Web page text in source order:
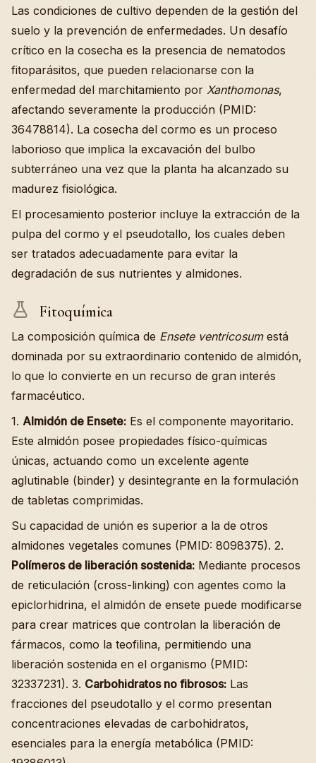
Las condiciones de cultivo dependen de la gestión del
suelo y la prevención de enfermedades. Un desafío
crítico en la cosecha es la presencia de nematodos
fitoparásitos, que pueden relacionarse con la
enfermedad del marchitamiento por Xanthomonas,
afectando severamente la producción (PMID:
36478814). La cosecha del cormo es un proceso
laborioso que implica la excavación del bulbo
subterráneo una vez que la planta ha alcanzado su
madurez fisiológica.
El procesamiento posterior incluye la extracción de la
pulpa del cormo y el pseudotallo, los cuales deben
ser tratados adecuadamente para evitar la
degradación de sus nutrientes y almidones.
Fitoquímica
La composición química de Ensete ventricosumestá
dominada por su extraordinario contenido de almidón,
lo que lo convierte en un recurso de gran interés
farmacéutico.
1. Almidón de Ensete: Es el componente mayoritario.
Este almidón posee propiedades físico-químicas
únicas, actuando como un excelente agente
aglutinable (binder) y desintegrante en la formulación
de tabletas comprimidas.
Su capacidad de unión es superior a la de otros
almidones vegetales comunes (PMID: 8098375). 2.
Polímeros de liberación sostenida: Mediante procesos
de reticulación (cross-linking) con agentes como la
epiclorhidrina, el almidón de ensete puede modificarse
para crear matrices que controlan la liberación de
fármacos, como la teofilina, permitiendo una
liberación sostenida en el organismo (PMID:
32337231). 3. Carbohidratos no fibrosos: Las
fracciones del pseudotallo y el cormo presentan
concentraciones elevadas de carbohidratos,
esenciales para la energía metabólica (PMID: